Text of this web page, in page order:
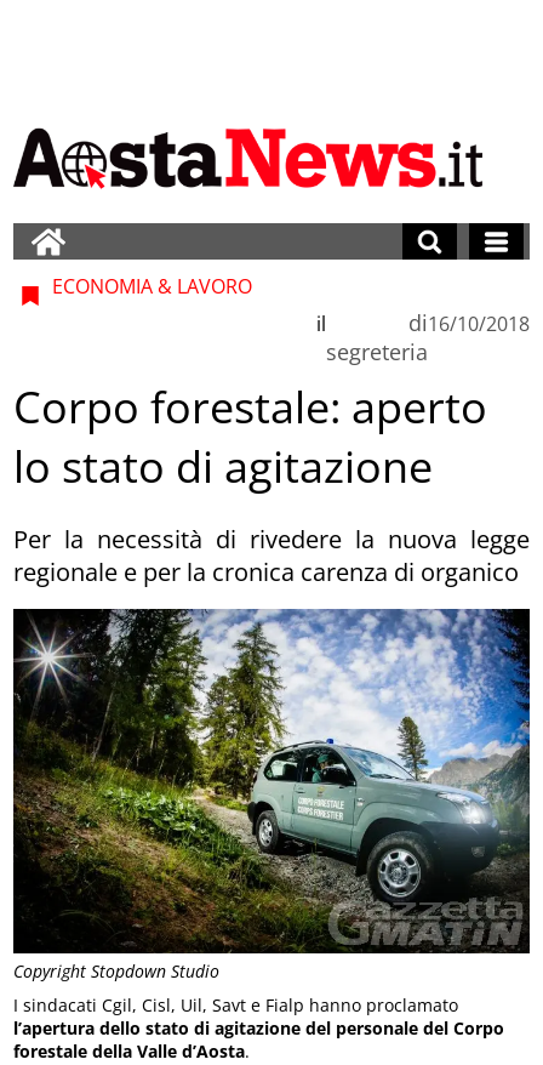
Copyright Stopdown Studio
ECONOMIA & LAVORO
di
segreteria
il 16/10/2018
Corpo forestale: aperto
lo stato di agitazione
Per la necessità di rivedere la nuova legge
regionale e per la cronica carenza di organico
I sindacati Cgil, Cisl, Uil, Savt e Fialp hanno proclamato
l’apertura dello stato di agitazione del personale del Corpo
forestale della Valle d’Aosta.